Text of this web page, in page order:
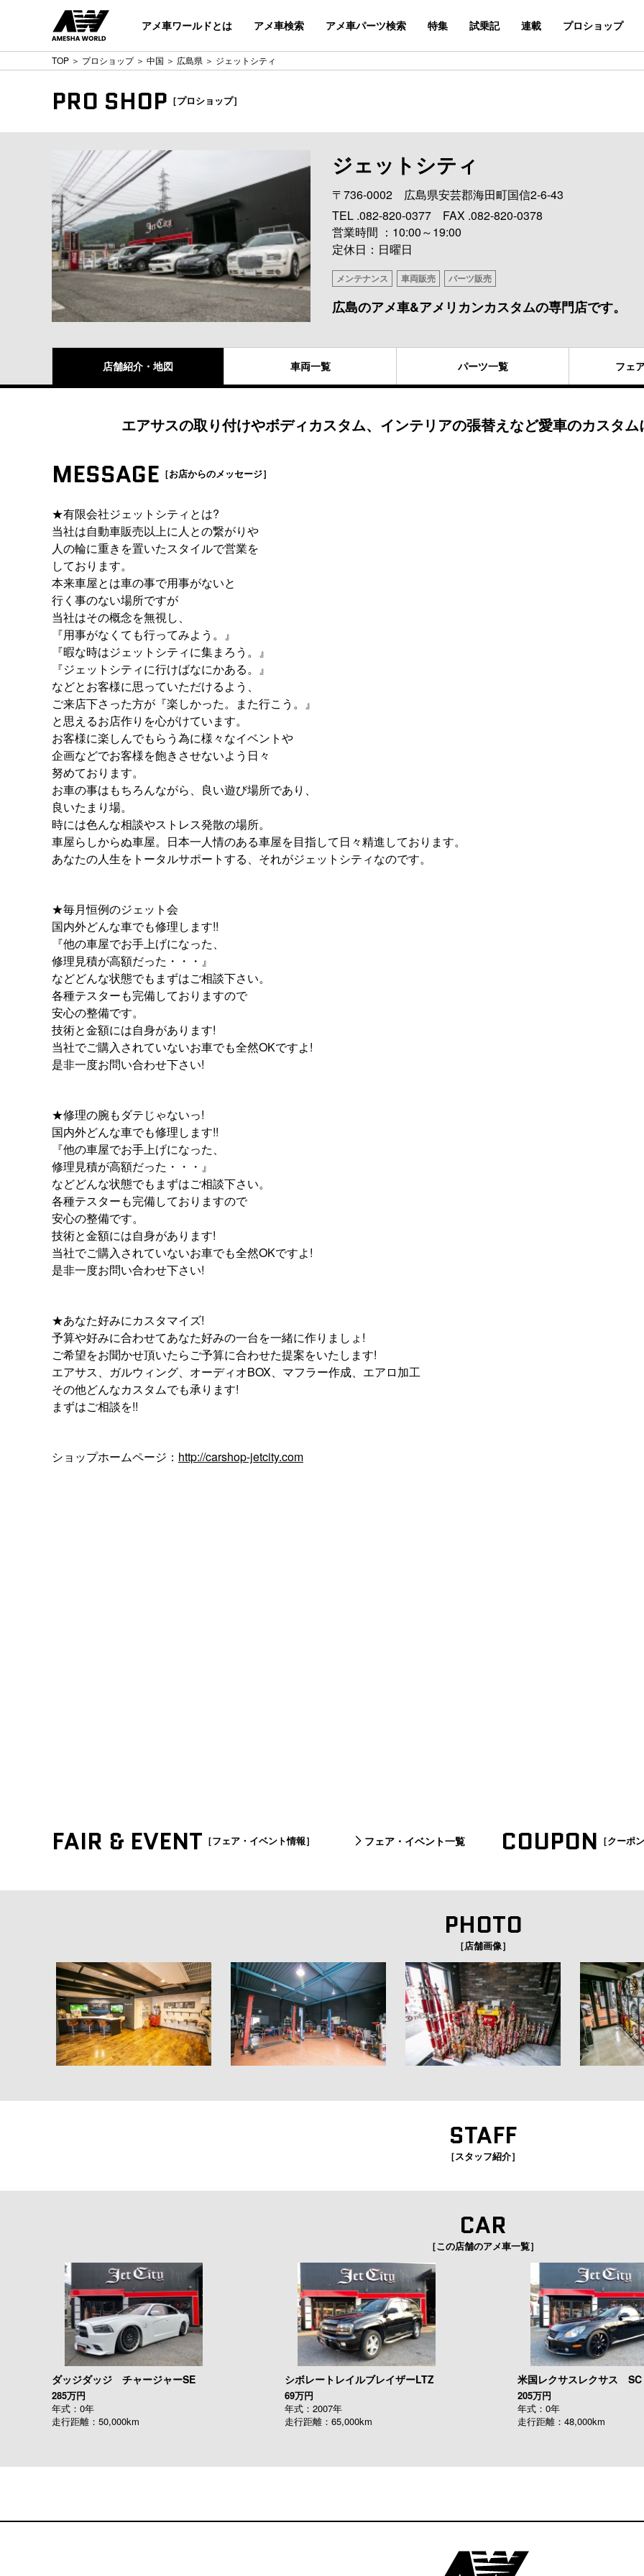
アメ車ワールドとは アメ車検索 アメ車パーツ検索 特集 試乗記 連載 プロショップ
TOP ＞ プロショップ＞ 中国 ＞ 広島県 ＞ ジェットシティ
PRO SHOP ［プロショップ］
ジェットシティ
〒736-0002 広島県安芸郡海田町国信2-6-43
TEL .082-820-0377 FAX .082-820-0378
営業時間 ：10:00～19:00
定休日：日曜日
メンテナンス 車両販売 パーツ販売
広島のアメ車&アメリカンカスタムの専門店です。
店舗紹介 ・地図 車両一覧 パーツ一覧 フェ
エアサスの取り付けやボディカスタム、インテリアの張替えなど愛車のカスタ
MESSAGE ［お店からのメッセージ］
★有限会社ジェットシティとは?
当社は自動車販売以上に人との繋がりや
人の輪に重きを置いたスタイルで営業を
しております。
本来車屋とは車の事で用事がないと
行く事のない場所ですが
当社はその概念を無視し、
『用事がなくても行ってみよう。』
『暇な時はジェットシティに集まろう。』
『ジェットシティに行けばなにかある。』
などとお客様に思っていただけるよう、
ご来店下さった方が『楽しかった。また行こう。』
と思えるお店作りを心がけています。
お客様に楽しんでもらう為に様々なイベントや
企画などでお客様を飽きさせないよう日々
努めております。
お車の事はもちろんながら、良い遊び場所であり、
良いたまり場。
時には色んな相談やストレス発散の場所。
車屋らしからぬ車屋。日本一人情のある車屋を目指して日々精進しております。
あなたの人生をトータルサポートする、それがジェットシティなのです。
★毎月恒例のジェット会
国内外どんな車でも修理します!!
『他の車屋でお手上げになった、
修理見積が高額だった・・・』
などどんな状態でもまずはご相談下さい。
各種テスターも完備しておりますので
安心の整備です。
技術と金額には自身があります!
当社でご購入されていないお車でも全然OKですよ!
是非一度お問い合わせ下さい!
★修理の腕もダテじゃないっ!
国内外どんな車でも修理します!!
『他の車屋でお手上げになった、
修理見積が高額だった・・・』
などどんな状態でもまずはご相談下さい。
各種テスターも完備しておりますので
安心の整備です。
技術と金額には自身があります!
当社でご購入されていないお車でも全然OKですよ!
是非一度お問い合わせ下さい!
★あなた好みにカスタマイズ!
予算や好みに合わせてあなた好みの一台を一緒に作りましょ!
ご希望をお聞かせ頂いたらご予算に合わせた提案をいたします!
エアサス、ガルウィング、オーディオBOX、マフラー作成、エアロ加工
その他どんなカスタムでも承ります!
まずはご相談を!!
ショップホームページ： http://carshop-jetcity.com
FAIR & EVENT ［フェア・イベント情報］ フェア・イベント一覧 COUPON ［クーポン
PHOTO
［店舗画像］
STAFF
［スタッフ紹介］
CAR
［この店舗のアメ車一覧］
ダッジダッジ チャージャーSE
285万円
年式：0年
走行距離：50,000km
シボレートレイルブレイザーLTZ
69万円
年式：2007年
走行距離：65,000km
米国レクサスレクサス SC
205万円
年式：0年
走行距離：48,000km